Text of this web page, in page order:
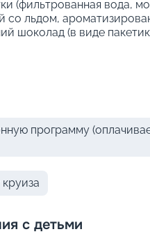
(фильтрованная вода,
со льдом,
шоколад (в виде
программу
с детьми